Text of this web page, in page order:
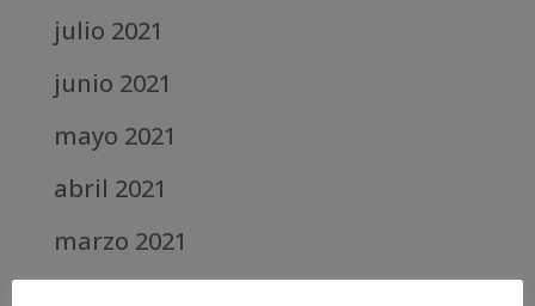
julio 2021
junio 2021
mayo 2021
abril 2021
marzo 2021